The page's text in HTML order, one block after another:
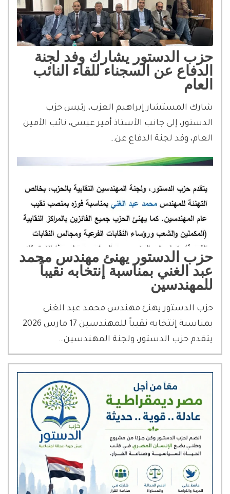
حزب الدستور يشارك وفد لجنة
الدفاع عن السجناء للقاء النائب
العام
شارك المستشار إبراهيم العزب، رئيس حزب
الدستور، إلى جانب الأستاذ أمير عيسى، نائب الأمين
العام، وفد لجنة الدفاع عن…
حزب الدستور يهنئ مهندس محمد
عبد الغني بمناسبة إنتخابه نقيباً
للمهندسين
حزب الدستور يهنئ مهندس محمد عبد الغني
بمناسبة إنتخابه نقيباً للمهندسين 17 مارس 2026
يتقدم حزب الدستور، ولجنة المهندسين…